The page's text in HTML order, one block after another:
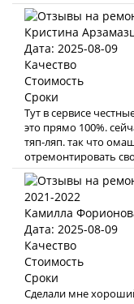
Кристина
Дата: 2025-08-09
Качество
Стоимость
Сроки
Тут в сервисе
это прямо 100%.
тяп-ляп. так что
отремонтировать
Камилла
Дата: 2025-08-09
Качество
Стоимость
Сроки
Сделали мне